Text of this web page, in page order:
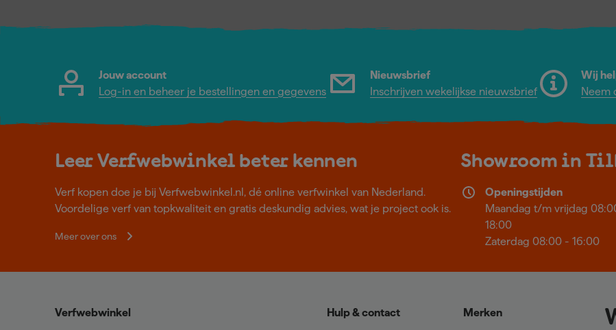
Jouw account
Log-in en beheer je bestellingen en gegevens
Nieuwsbrief
Inschrijven wekelijkse nieuwsbrief
Wij
Neem
Leer Verfwebwinkel beter kennen
Verf kopen doe je bij Verfwebwinkel.nl, dé online verfwinkel van Nederland.
Voordelige verf van topkwaliteit en gratis deskundig advies, wat je project ook is.
Meer over ons
Showroom in
Openingstijden
Maandag t/m vrijdag
18:00
Zaterdag 08:00 - 16:00
Verfwebwinkel Hulp & contact Merken